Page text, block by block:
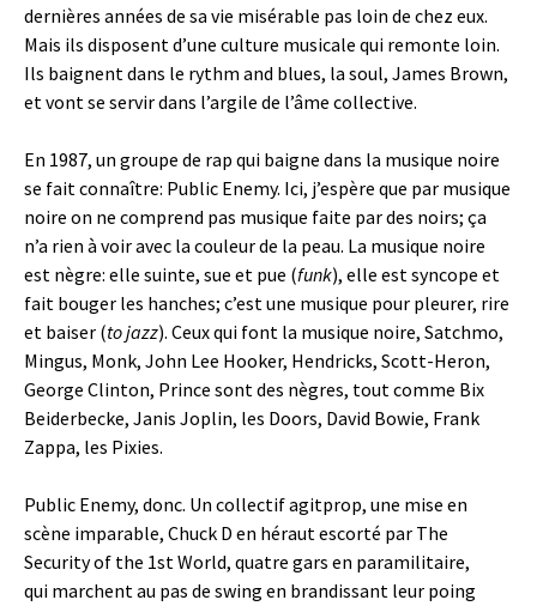
dernières années de sa vie misérable pas loin de chez eux.
Mais ils disposent d’une culture musicale qui remonte loin.
Ils baignent dans le rythm and blues, la soul, James Brown,
et vont se servir dans l’argile de l’âme collective.
En 1987, un groupe de rap qui baigne dans la musique noire
se fait connaître: Public Enemy. Ici, j’espère que par musique
noire on ne comprend pas musique faite par des noirs; ça
n’a rien à voir avec la couleur de la peau. La musique noire
est nègre: elle suinte, sue et pue (funk), elle est syncope et
fait bouger les hanches; c’est une musique pour pleurer, rire
et baiser (tojazz). Ceux qui font la musique noire, Satchmo,
Mingus, Monk, John Lee Hooker, Hendricks, Scott-Heron,
George Clinton, Prince sont des nègres, tout comme Bix
Beiderbecke, Janis Joplin, les Doors, David Bowie, Frank
Zappa, les Pixies.
Public Enemy, donc. Un collectif agitprop, une mise en
scène imparable, Chuck D en héraut escorté par The
Security of the 1st World, quatre gars en paramilitaire,
qui marchent au pas de swing en brandissant leur poing